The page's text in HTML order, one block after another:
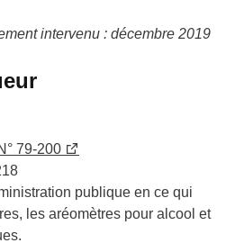
intervenu : décembre 2019
79-200
publique en ce qui
les aréomètres pour alcool et